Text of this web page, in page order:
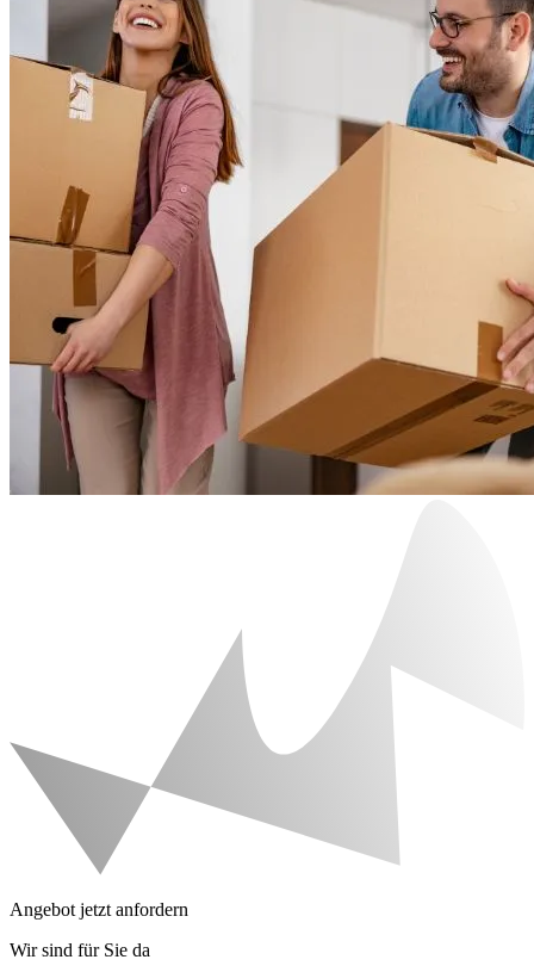
Angebot jetzt anfordern
Wir sind für Sie da